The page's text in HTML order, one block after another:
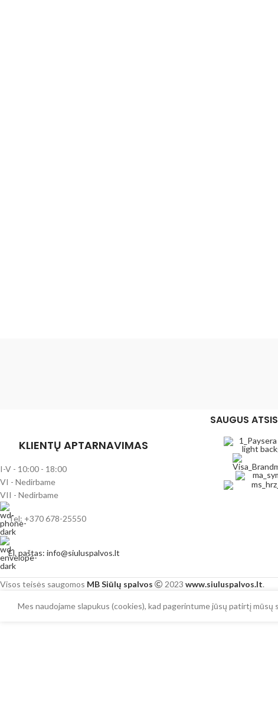
KLIENTŲ APTARNAVIMAS
I-V - 10:00 - 18:00
VI - Nedirbame
VII - Nedirbame
Tel: +370 678-25550
El. paštas: info@siuluspalvos.lt
SAUGUS
Visos teisės saugomos MB Siūlų spalvos 2023 www.siuluspalvos.lt.
Mes naudojame slapukus (cookies), kad pagerintume jūsų patirtį